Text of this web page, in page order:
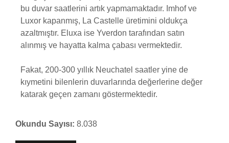
bu duvar saatlerini artık yapmamaktadır. Imhof ve
Luxor kapanmış, La Castelle üretimini oldukça
azaltmıştır. Eluxa ise Yverdon tarafından satın
alınmış ve hayatta kalma çabası vermektedir.
Fakat, 200-300 yıllık Neuchatel saatler yine de
kıymetini bilenlerin duvarlarında değerlerine değer
katarak geçen zamanı göstermektedir.
Okundu Sayısı: 8.038